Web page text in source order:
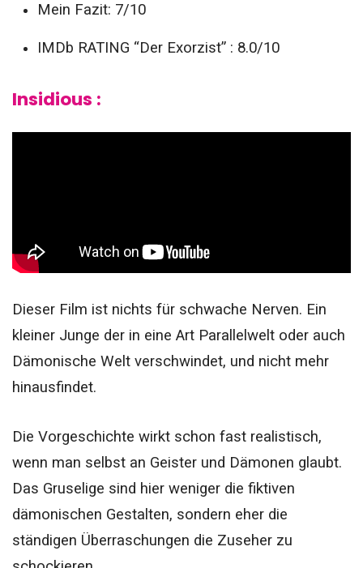
Mein Fazit: 7/10
IMDb RATING “Der Exorzist” : 8.0/10
Insidious :
Dieser Film ist nichts für schwache Nerven. Ein
kleiner Junge der in eine Art Parallelwelt oder auch
Dämonische Welt verschwindet, und nicht mehr
hinausfindet.
Die Vorgeschichte wirkt schon fast realistisch,
wenn man selbst an Geister und Dämonen glaubt.
Das Gruselige sind hier weniger die fiktiven
dämonischen Gestalten, sondern eher die
ständigen Überraschungen die Zuseher zu